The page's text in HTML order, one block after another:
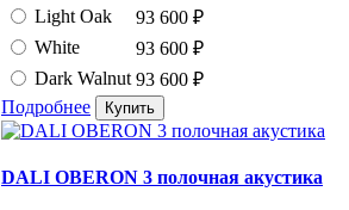
Light Oak
93 600 ₽
White
93 600 ₽
Dark Walnut 93 600 ₽
Подробнее
DALI OBERON 3 полочная акустика